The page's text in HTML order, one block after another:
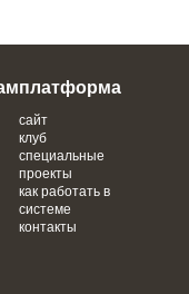
платформа
сайт
клуб
специальные
проекты
как работать в
системе
контакты